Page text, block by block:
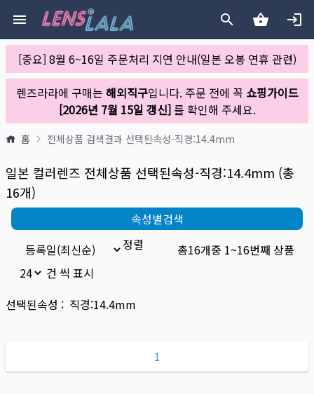
[중요] 8월 6~16일 주문처리 지연 안내(일본 오봉 연휴 관련)
렌즈라라에 구매는 해외직구입니다. 주문 전에 꼭 쇼핑가이드
[2026년 7월 15일 갱신]를 확인해 주세요.
홈 전체상품 검색결과 선택된속성-직경:14.4mm
일본 컬러렌즈 전체상품 선택된속성-직경:14.4mm (총
16개)
속성별검색
정렬
총16개중 1~16번째 상품
건 씩 표시
선택된속성 : 직경:14.4mm
1